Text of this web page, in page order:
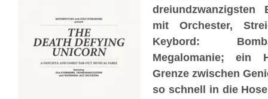
dreiundzwanzigsten
mit Orchester,
Keybord:
Megalomanie; ein
Grenze zwischen
so schnell in die